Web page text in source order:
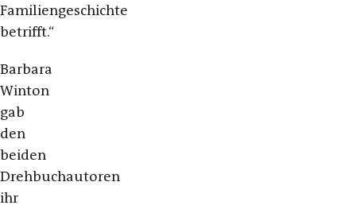
Familiengeschichte
betrifft.“
Barbara
Winton
gab
den
beiden
Drehbuchautoren
ihr